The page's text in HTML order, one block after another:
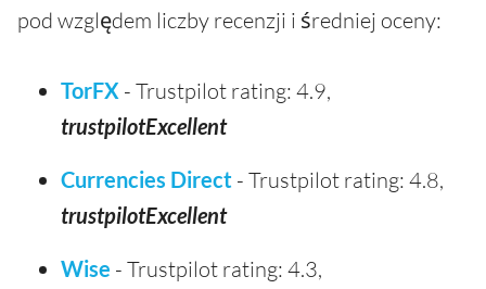
pod względem liczby recenzji i średniej oceny:
TorFX - Trustpilot rating: 4.9,
trustpilotExcellent
Currencies Direct - Trustpilot rating: 4.8,
trustpilotExcellent
Wise - Trustpilot rating: 4.3,